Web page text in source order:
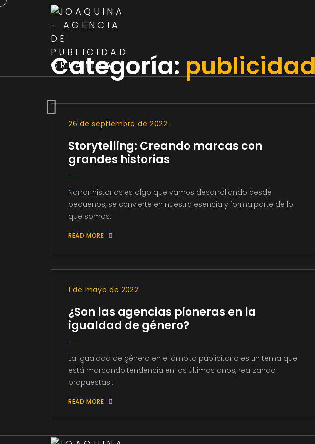
Categoría: publicidad
26 de septiembre de 2022
Storytelling: Creando marcas con
grandes historias
Narrar historias es algo que vamos desarrollando desde
pequeños, se convierte en nuestra esencia y forma parte de lo
que somos.
READ MORE
1 de mayo de 2022
¿Son las agencias pioneras en la
igualdad de género?
La igualdad de género en el ámbito publicitario es un tema que
está marcando tendencia en los últimos años, realizando
propuestas...
READ MORE